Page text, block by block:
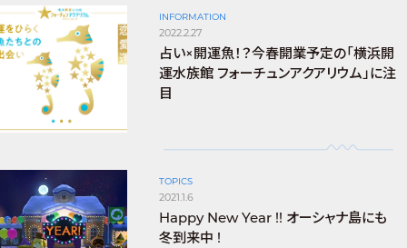
INFORMATION
2022.2.27
占い×開運魚！？今春開業予定の「横浜開
運水族館 フォーチュンアクアリウム」に注
目
TOPICS
2021.1.6
Happy New Year !! オーシャナ島にも
冬到来中 !